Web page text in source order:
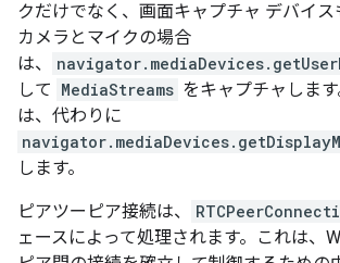
クだけでなく、画面キャプチャ デバイス
カメラとマイクの場合
は、
して MediaStreams をキャプチャしま
は、代わりに
します。
ピアツーピア接続は、
ェースによって処理されます。これは、